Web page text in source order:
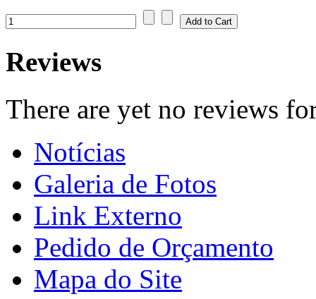
Reviews
There are yet no reviews
Notícias
Galeria de Fotos
Link Externo
Pedido de Orçamento
Mapa do Site